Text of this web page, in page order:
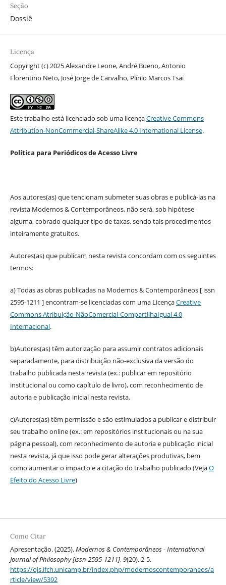
Seção
Dossiê
Licença
Copyright (c) 2025 Alexandre Leone, André Bueno, Antonio
Florentino Neto, José Jorge de Carvalho, Plínio Marcos Tsai
Este trabalho está licenciado sob uma licençaCreative Commons
Attribution-NonCommercial-ShareAlike 4.0 International License.
Política para Periódicos de Acesso Livre
Aos autores(as) que tencionam submeter suas obras e publicá-las na
revista Modernos & Contemporâneos, não será, sob hipótese
alguma, cobrado qualquer tipo de taxas, sendo tais procedimentos
inteiramente gratuitos.
Autores(as) que publicam nesta revista concordam com os seguintes
termos:
a) Todas as obras publicadas na Modernos & Contemporâneos [ issn
2595-1211 ] encontram-se licenciadas com uma LicençaCreative
Commons Atribuição-NãoComercial-CompartilhaIgual 4.0
Internacional.
b)Autores(as) têm autorização para assumir contratos adicionais
separadamente, para distribuição não-exclusiva da versão do
trabalho publicada nesta revista (ex.: publicar em repositório
institucional ou como capítulo de livro), com reconhecimento de
autoria e publicação inicial nesta revista.
c)Autores(as) têm permissão e são estimulados a publicar e distribuir
seu trabalho online (ex.: em repositórios institucionais ou na sua
página pessoal), com reconhecimento de autoria e publicação inicial
nesta revista, já que isso pode gerar alterações produtivas, bem
como aumentar o impacto e a citação do trabalho publicado (VejaO
Efeito do Acesso Livre)
Como Citar
Apresentação. (2025).Modernos & Contemporâneos - International
Journal of Philosophy [issn 2595-1211],9(20), 2-5.
https://ojs.ifch.unicamp.br/index.php/modernoscontemporaneos/a
rticle/view/5392